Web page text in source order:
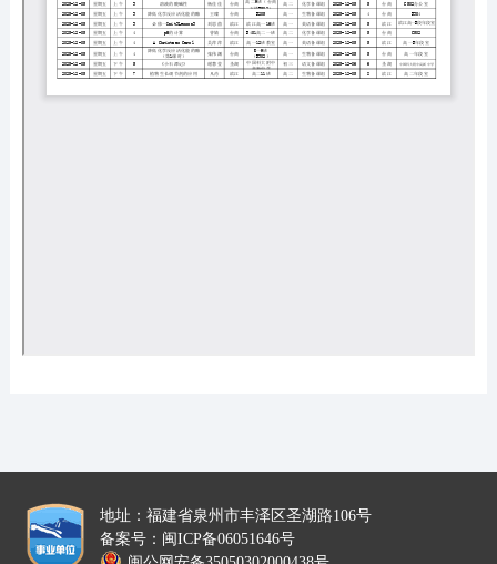
地址：福建省泉州市丰泽区圣湖路106号
备案号：闽ICP备06051646号